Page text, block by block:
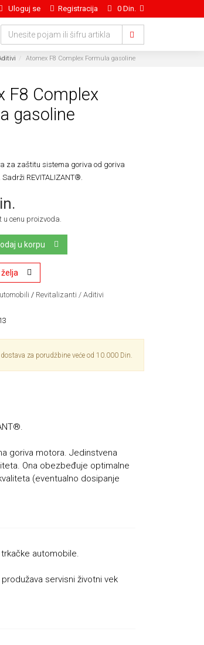
Uloguj se Registracija 0 Din.
Atomex F8 Complex Formula gasoline
F8 Complex
gasoline
za zaštitu sistema goriva od goriva
REVITALIZANT®.
cenu proizvoda.
u korpu
/ Revitalizanti / Aditivi
za porudžbine veće od 10.000 Din.
goriva motora. Jedinstvena
Ona obezbeđuje optimalne
(eventualno dosipanje
automobile.
servisni životni vek